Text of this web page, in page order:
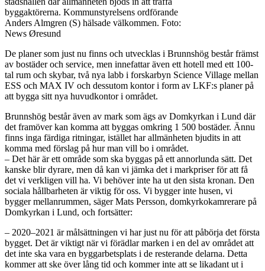
byggaktörerna. Kommunstyrelsens ordförande
Anders Almgren (S) hälsade välkommen. Foto:
News Øresund
De planer som just nu finns och utvecklas i Brunnshög består främst
av bostäder och service, men innefattar även ett hotell med ett 100-
tal rum och skybar, två nya labb i forskarbyn Science Village mellan
ESS och MAX IV och dessutom kontor i form av LKF:s planer på
att bygga sitt nya huvudkontor i området.
Brunnshög består även av mark som ägs av Domkyrkan i Lund där
det framöver kan komma att byggas omkring 1 500 bostäder. Ännu
finns inga färdiga ritningar, istället har allmänheten bjudits in att
komma med förslag på hur man vill bo i området.
– Det här är ett område som ska byggas på ett annorlunda sätt. Det
kanske blir dyrare, men då kan vi jämka det i markpriser för att få
det vi verkligen vill ha. Vi behöver inte ha ut den sista kronan. Den
sociala hållbarheten är viktig för oss. Vi bygger inte husen, vi
bygger mellanrummen, säger Mats Persson, domkyrkokamrerare på
Domkyrkan i Lund, och fortsätter:
– 2020–2021 är målsättningen vi har just nu för att påbörja det första
bygget. Det är viktigt när vi förädlar marken i en del av området att
det inte ska vara en byggarbetsplats i de resterande delarna. Detta
kommer att ske över lång tid och kommer inte att se likadant ut i